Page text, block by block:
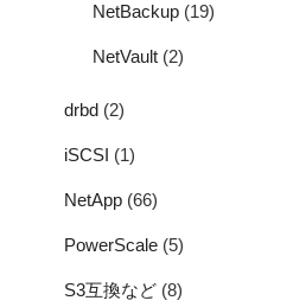
NetBackup (19)
NetVault (2)
drbd (2)
iSCSI (1)
NetApp (66)
PowerScale (5)
S3互換など (8)